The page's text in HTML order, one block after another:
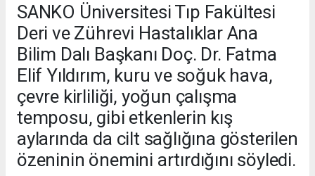
SANKO Üniversitesi Tıp Fakültesi
Deri ve Zührevi Hastalıklar Ana
Bilim Dalı Başkanı Doç. Dr. Fatma
Elif Yıldırım, kuru ve soğuk hava,
çevre kirliliği, yoğun çalışma
temposu, gibi etkenlerin kış
aylarında da cilt sağlığına gösterilen
özeninin önemini artırdığını söyledi.